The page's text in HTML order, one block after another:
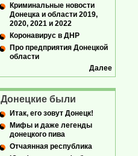
Криминальные новости
Донецка и области 2019,
2020, 2021 и 2022
Коронавирус в ДНР
Про предприятия Донецкой
области
Далее
Донецкие были
Итак, его зовут Донецк!
Мифы и даже легенды
донецкого пива
Отчаянная республика